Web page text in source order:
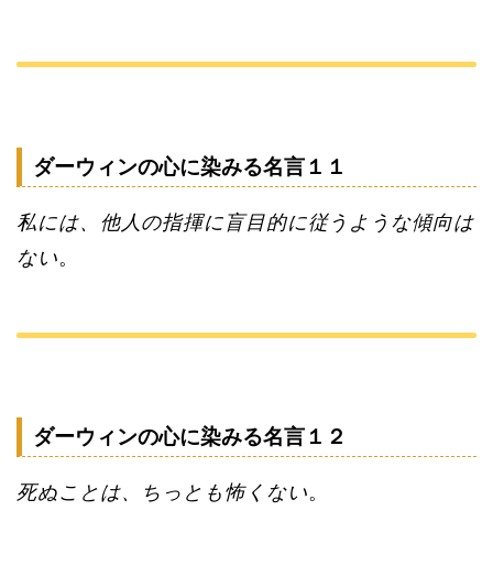
ダーウィンの心に染みる名言１１
私には、他人の指揮に盲目的に従うような傾向は
ない。
ダーウィンの心に染みる名言１２
死ぬことは、ちっとも怖くない。